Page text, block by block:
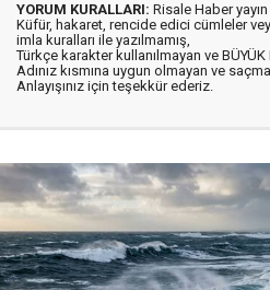
YORUM KURALLARI: Risale Haber
Küfür, hakaret, rencide edici cümleler
imla kuralları ile yazılmamış,
Türkçe karakter kullanılmayan ve BÜYÜK
Adınız kısmına uygun olmayan ve
Anlayışınız için teşekkür ederiz.